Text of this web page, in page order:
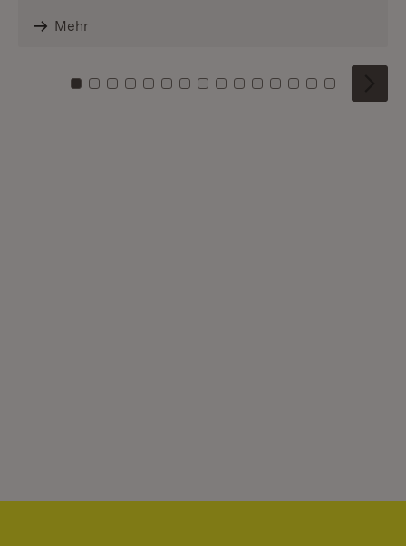
Mehr
Zu Kachel: 0
Zu Kachel: 1
Zu Kachel: 2
Zu Kachel: 3
Zu Kachel: 4
Zu Kachel: 5
Zu Kachel: 6
Zu Kachel: 7
Zu Kachel: 8
Zu Kachel: 9
Zu Kachel: 10
Zu Kachel: 11
Zu Kachel: 12
Zu Kachel:
Zu